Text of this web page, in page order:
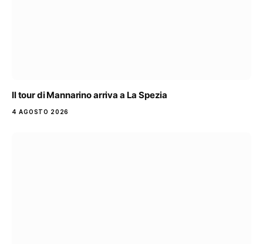
Il tour di Mannarino arriva a La Spezia
4 AGOSTO 2026